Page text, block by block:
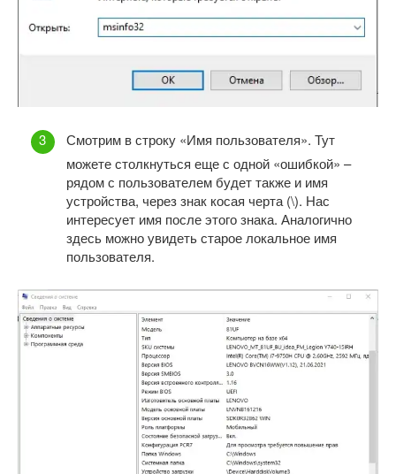
Смотрим в строку «Имя пользователя». Тут
можете столкнуться еще с одной «ошибкой» –
рядом с пользователем будет также и имя
устройства, через знак косая черта (\). Нас
интересует имя после этого знака. Аналогично
здесь можно увидеть старое локальное имя
пользователя.